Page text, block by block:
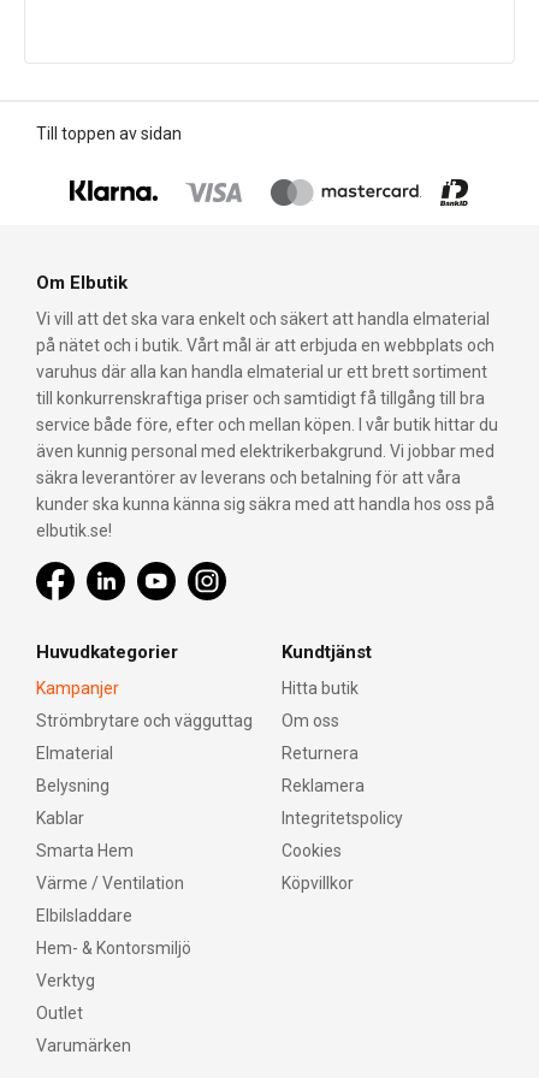
Till toppen av sidan
Om Elbutik
Vi vill att det ska vara enkelt och säkert att handla elmaterial
på nätet och i butik. Vårt mål är att erbjuda en webbplats och
varuhus där alla kan handla elmaterial ur ett brett sortiment
till konkurrenskraftiga priser och samtidigt få tillgång till bra
service både före, efter och mellan köpen. I vår butik hittar du
även kunnig personal med elektrikerbakgrund. Vi jobbar med
säkra leverantörer av leverans och betalning för att våra
kunder ska kunna känna sig säkra med att handla hos oss på
elbutik.se!
Huvudkategorier
Kampanjer
Strömbrytare och vägguttag
Elmaterial
Belysning
Kablar
Smarta Hem
Värme / Ventilation
Elbilsladdare
Hem- & Kontorsmiljö
Verktyg
Outlet
Varumärken
Kundtjänst
Hitta butik
Om oss
Returnera
Reklamera
Integritetspolicy
Cookies
Köpvillkor